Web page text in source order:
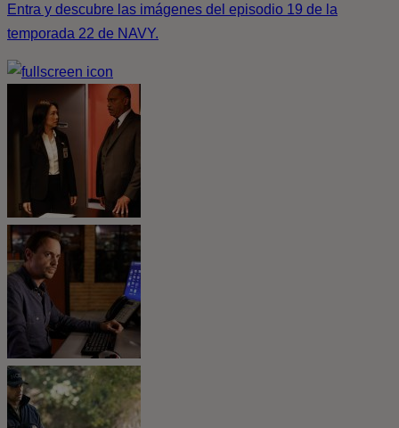
Entra y descubre las imágenes del episodio 19 de la
temporada 22 de NAVY.